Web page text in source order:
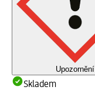
Upozornění
Skladem